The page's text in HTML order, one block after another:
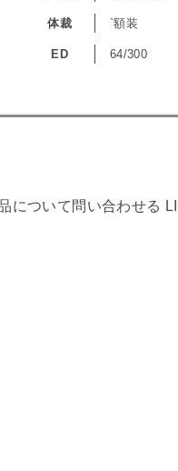
体裁 `額装
ED 64/300
について問い合わせる